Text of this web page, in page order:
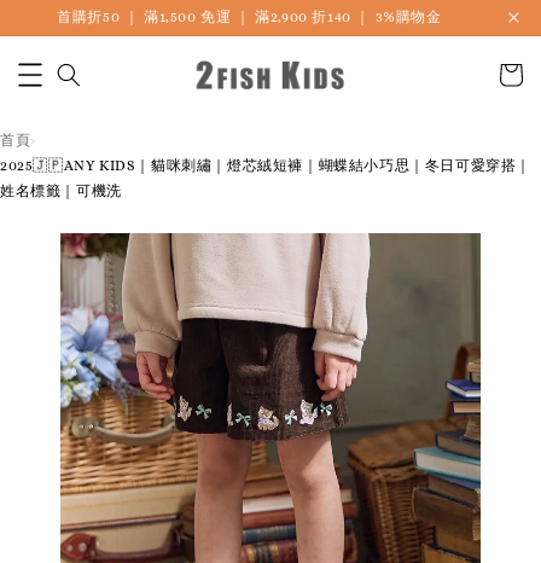
首購折50 ｜ 滿1,500 免運 ｜ 滿2,900 折140 ｜ 3%購物金
首頁›
2025🇯🇵ANY KIDS｜貓咪刺繡｜燈芯絨短褲｜蝴蝶結小巧思｜冬日可愛穿搭｜
姓名標籤｜可機洗